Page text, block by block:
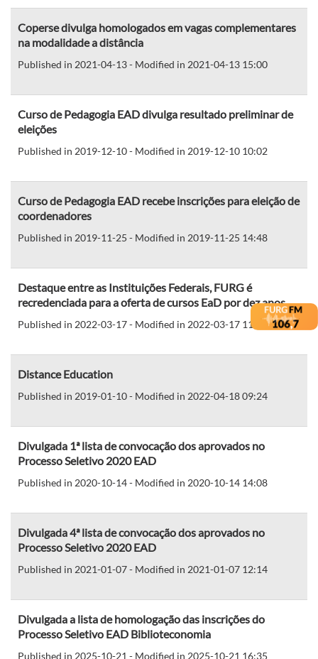
Coperse divulga homologados em vagas complementares
na modalidade a distância
Published in 2021-04-13 - Modified in 2021-04-13 15:00
Curso de Pedagogia EAD divulga resultado preliminar de
eleições
Published in 2019-12-10 - Modified in 2019-12-10 10:02
Curso de Pedagogia EAD recebe inscrições para eleição de
coordenadores
Published in 2019-11-25 - Modified in 2019-11-25 14:48
Destaque entre as Instituições Federais, FURG é
recredenciada para a oferta de cursos EaD por dez anos
Published in 2022-03-17 - Modified in 2022-03-17 11:03
Distance Education
Published in 2019-01-10 - Modified in 2022-04-18 09:24
Divulgada 1ª lista de convocação dos aprovados no
Processo Seletivo 2020 EAD
Published in 2020-10-14 - Modified in 2020-10-14 14:08
Divulgada 4ª lista de convocação dos aprovados no
Processo Seletivo 2020 EAD
Published in 2021-01-07 - Modified in 2021-01-07 12:14
Divulgada a lista de homologação das inscrições do
Processo Seletivo EAD Biblioteconomia
Published in 2025-10-21 - Modified in 2025-10-21 16:35